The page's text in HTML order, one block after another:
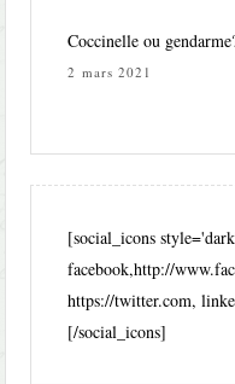
Coccinelle ou
2 mars 2021
[social_icons
facebook,http://
https://twitter.com,
[/social_icons]